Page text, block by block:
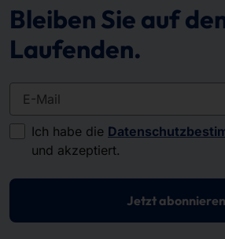
Bleiben Sie auf
Laufenden.
E-Mail
Ich habe die
und akzeptiert.
Jetzt abonnieren